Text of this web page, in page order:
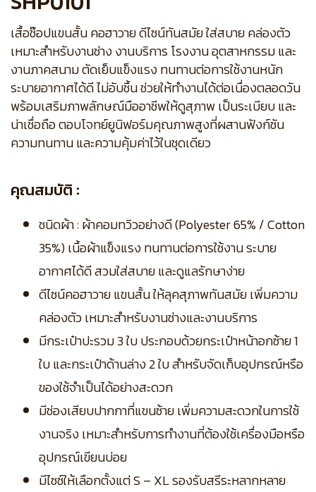
เสื้อช๊อปแขนสั้น คอฮาวาย ดีไซน์ทันสมัย ใส่สบาย คล่องตัว
เหมาะสำหรับงานช่าง งานบริการ โรงงาน อุตสาหกรรม และ
งานภาคสนาม ตัดเย็บแข็งแรง ทนทานต่อการใช้งานหนัก
ระบายอากาศได้ดี ไม่อับชื้น ช่วยให้ทำงานได้ต่อเนื่องตลอดวัน
พร้อมเสริมภาพลักษณ์มืออาชีพให้ดูสุภาพ เป็นระเบียบ และ
น่าเชื่อถือ ตอบโจทย์ยูนิฟอร์มคุณภาพสูงที่ผสานฟังก์ชัน
ความทนทาน และความคุ้มค่าไว้ในชุดเดียว
คุณสมบัติ :
ชนิดผ้า : ผ้าคอมทวิวอย่างดี (Polyester 65% / Cotton
35%) เนื้อผ้าแข็งแรง ทนทานต่อการใช้งาน ระบาย
อากาศได้ดี สวมใส่สบาย และดูแลรักษาง่าย
ดีไซน์คอฮาวาย แขนสั้น ให้ลุคสุภาพทันสมัย เพิ่มความ
คล่องตัว เหมาะสำหรับงานช่างและงานบริการ
มีกระเป๋าปะรวม 3 ใบ ประกอบด้วยกระเป๋าหน้าอกซ้าย 1
ใบ และกระเป๋าด้านล่าง 2 ใบ สำหรับจัดเก็บอุปกรณ์หรือ
ของใช้จำเป็นได้อย่างสะดวก
มีช่องเสียบปากกาที่แขนซ้าย เพิ่มความสะดวกในการใช้
งานจริง เหมาะสำหรับการทำงานที่ต้องใช้เครื่องมือหรือ
อุปกรณ์เขียนบ่อย
มีไซซ์ให้เลือกตั้งแต่ S – XL รองรับสรีระหลากหลาย